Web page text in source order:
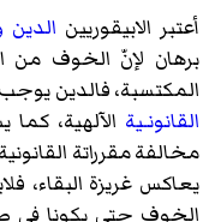
أعتبر الابيقوريين الدين
برهان لإنّ الخوف من
المكتسبة، فالدين
القانونـية الآلهية،
مخالفة مقرراتة
يعاكس غريزة البقاء،
الخوف حتى يكونا في